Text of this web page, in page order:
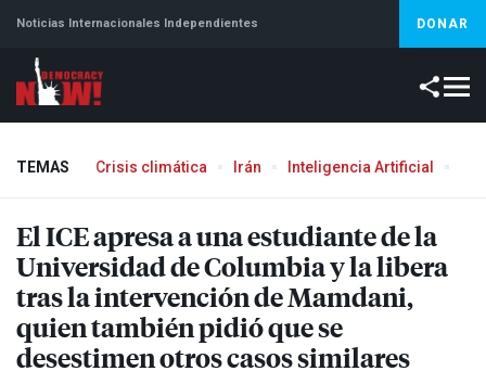
Noticias Internacionales Independientes DONAR
TEMAS Crisis climática Irán Inteligencia Artificial
ElICEapresa a una estudiante de la
Universidad de Columbia y la libera
tras la intervención de Mamdani,
quien también pidió que se
desestimen otros casos similares